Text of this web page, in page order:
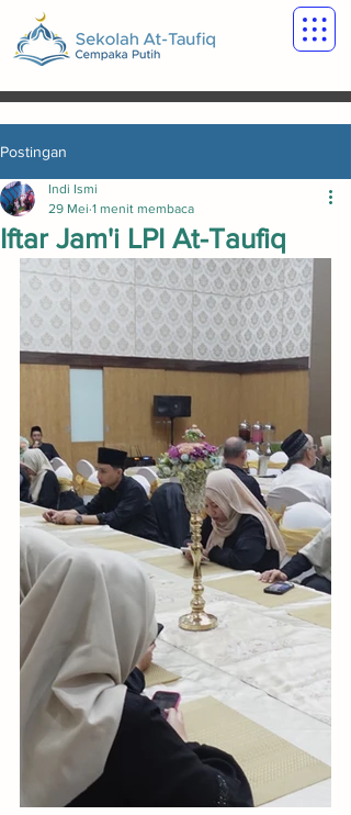
Postingan
Iftar Jam'i LPI At-Taufiq
Indi Ismi
29 Mei 1 menit membaca